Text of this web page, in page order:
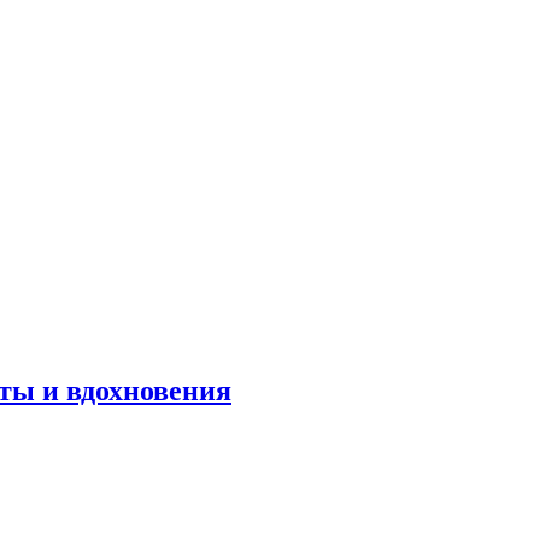
и вдохновения